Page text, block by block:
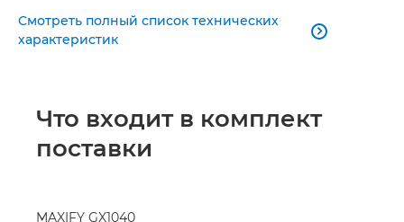
Смотреть полный список технических
характеристик

Что входит в комплект
поставки
MAXIFY GX1040